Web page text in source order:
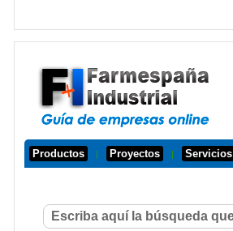
Productos | Proyectos | Servicios